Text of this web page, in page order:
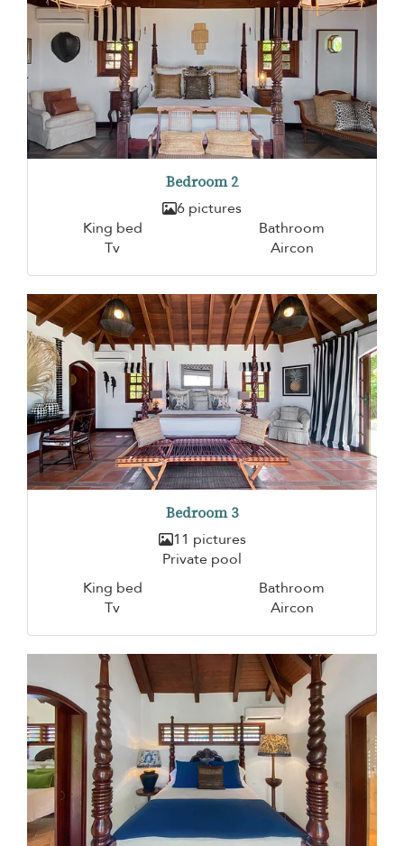
Bedroom 2
6 pictures
King bed
Bathroom
Tv
Aircon
Bedroom 3
11 pictures
Private pool
King bed
Bathroom
Tv
Aircon